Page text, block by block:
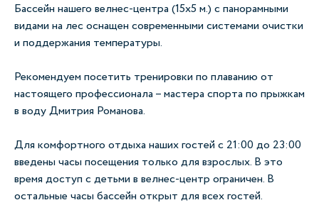
Бассейн нашего велнес-центра (15x5 м.) с панорамными
видами на лес оснащен современными системами очистки
и поддержания температуры.
Рекомендуем посетить тренировки по плаванию от
настоящего профессионала – мастера спорта по прыжкам
в воду Дмитрия Романова.
Для комфортного отдыха наших гостей с 21:00 до 23:00
введены часы посещения только для взрослых. В это
время доступ с детьми в велнес-центр ограничен. В
остальные часы бассейн открыт для всех гостей.